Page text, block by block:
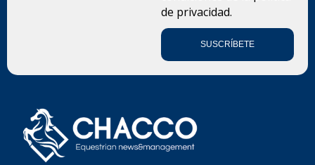
de privacidad.
SUSCRÍBETE